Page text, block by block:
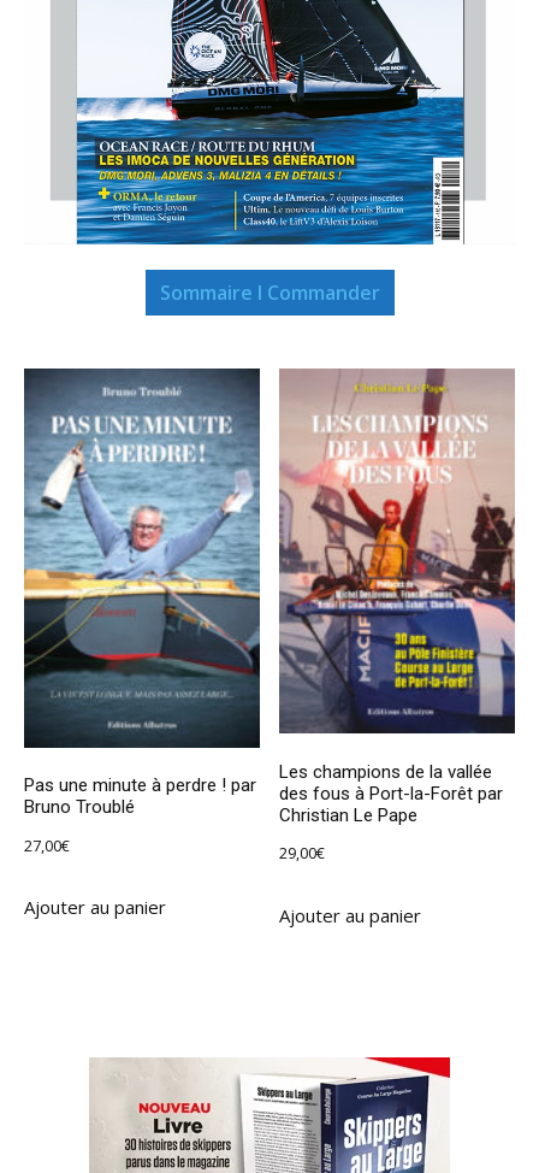
Sommaire I Commander
Pas une minute à perdre ! par
Bruno Troublé
27,00€
Ajouter au panier
Les champions de la vallée
des fous à Port-la-Forêt par
Christian Le Pape
29,00€
Ajouter au panier